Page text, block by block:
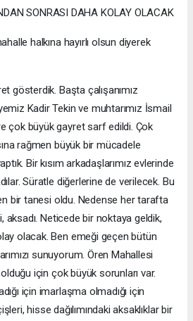
SONRASI DAHA KOLAY OLACAK
halkına hayırlı olsun diyerek
gösterdik. Başta çalışanımız
Kadir Tekin ve muhtarımız İsmail
çok büyük gayret sarf edildi. Çok
rağmen büyük bir mücadele
Bir kısım arkadaşlarımız evlerinde
Süratle diğerlerine de verilecek. Bu
bir tanesi oldu. Nedense her tarafta
aksadı. Neticede bir noktaya geldik,
olacak. Ben emeği geçen bütün
sunuyorum. Ören Mahallesi
için çok büyük sorunları var.
için imarlaşma olmadığı için
hisse dağılımındaki aksaklıklar bir